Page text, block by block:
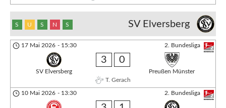
SV Elversberg
S U S N S
2. Bundesliga
17 Mai 2026 - 15:30
SV Elversberg
3 0
Preußen Münster
T. Gerach
2. Bundesliga
10 Mai 2026 - 13:30